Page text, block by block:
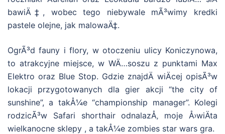
bawiÄ‡, wobec tego niebywale mÃ³wimy kredki
pastele olejne, jak malowaÄ‡.
OgrÃ³d fauny i flory, w otoczeniu ulicy Koniczynowa,
to atrakcyjne miejsce, w WÄ…soszu z punktami Max
Elektro oraz Blue Stop. Gdzie znajdÄ wiÄcej opisÃ³w
lokacji przygotowanych dla gier akcji “the city of
sunshine”, a takÅ¼e “championship manager”. Kolegi
rodzicÃ³w Safari shorthair odnalazÅ‚ moje Å›wiÄta
wielkanocne sklepy , a takÅ¼e zombies star wars gra.